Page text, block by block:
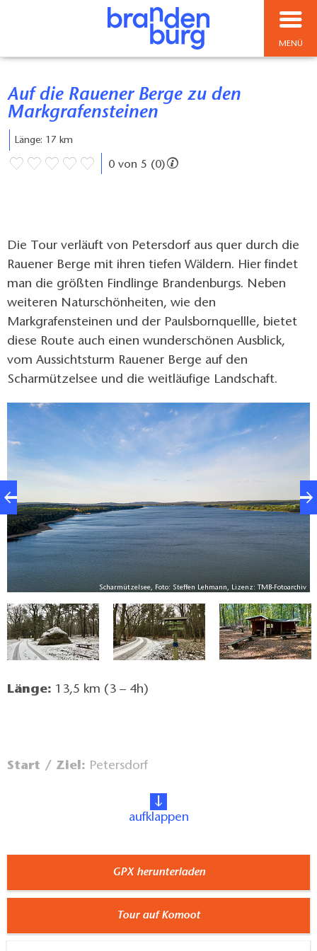
MENÜ
Auf die Rauener Berge zu den
Markgrafensteinen
Länge: 17 km
0 von 5 (0)
Die Tour verläuft von Petersdorf aus quer durch die
Rauener Berge mit ihren tiefen Wäldern. Hier findet
man die größten Findlinge Brandenburgs. Neben
weiteren Naturschönheiten, wie den
Markgrafensteinen und der Paulsbornquellle, bietet
diese Route auch einen wunderschönen Ausblick,
vom Aussichtsturm Rauener Berge auf den
Scharmützelsee und die weitläufige Landschaft.
Scharmützelsee, Foto: Steffen Lehmann, Lizenz: TMB-Fotoarchiv
Länge: 13,5 km (3 – 4h)
Start / Ziel: Petersdorf
in Richtung Frankfurt (Oder) / Eisenhüttenstadt /
Cottbus bis nach Fürstenwalde (Spree). Weiter mit
aufklappen
GPX herunterladen
Tour auf Komoot